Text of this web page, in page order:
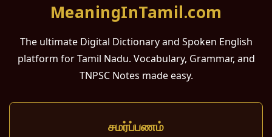
MeaningInTamil.com
The ultimate Digital Dictionary and Spoken English
platform for Tamil Nadu. Vocabulary, Grammar, and
TNPSC Notes made easy.
சமர்ப்பணம்